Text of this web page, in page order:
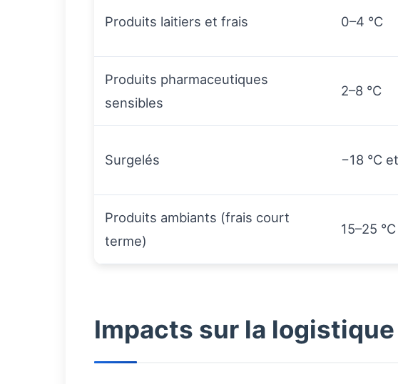
Produits laitiers et frais 0–4 °C
Produits pharmaceutiques
sensibles
2–8 °C
Surgelés −18 °C
Produits ambiants (frais court
terme)
15–25 °C
Impacts sur la